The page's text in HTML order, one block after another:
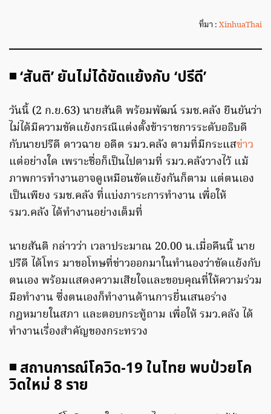
ที่มา :XinhuaThai
◾ ‘สันติ’ ยันไม่ได้ขัดแย้งกับ ‘ปรีดี’
วันนี้ (2 ก.ย.63) นายสันติ พร้อมพัฒน์ รมช.คลัง ยืนยันว่า
ไม่ได้มีความขัดแย้งกรณีแต่งตั้งข้าราชการระดับอธิบดี
กับนายปรีดี ดาวฉาย อดีต รมว.คลัง ตามที่มีกระแสข่าว
แต่อย่างใด เพราะชื่อก็เป็นไปตามที่ รมว.คลังวางไว้ แม้
ภาพการทำงานอาจดูเหมือนขัดแย้งกันก็ตาม แต่ตนเอง
เป็นเพียง รมช.คลัง ที่แบ่งภาระการทำงาน เพื่อให้
รมว.คลัง ได้ทำงานอย่างเต็มที่
นายสันติ กล่าวว่า เวลาประมาณ 20.00 น.เมื่อคืนนี้ นาย
ปรีดี ได้โทร มาขอโทษที่ข่าวออกมาในทำนองว่าขัดแย้งกับ
ตนเอง พร้อมแสดงความเสียใจและขอบคุณที่ให้ความร่วม
มือทำงาน ซึ่งตนเองก็ทำงานด้านการยื่นเสนอร่าง
กฎหมายในสภา และตอบกระทู้ถาม เพื่อให้ รมว.คลัง ได้
ทำงานเรื่องสำคัญของกระทรวง
◾ สถานการณ์โควิด-19 ในไทย พบป่วยโค
วิดใหม่ 8 ราย